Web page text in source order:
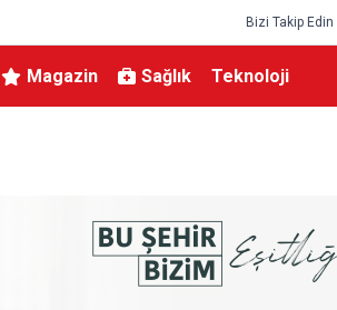
Bizi Takip Edin
Magazin Sağlık Teknoloji
söndürüldü